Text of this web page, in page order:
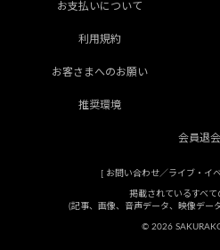
お支払いについて
利用規約
お客さまへのお願い
推奨環境
会員退会
[ お問い合わせ／ライブ・イ
掲載されているすべて
(記事、画像、音声データ、映像デー
© 2026